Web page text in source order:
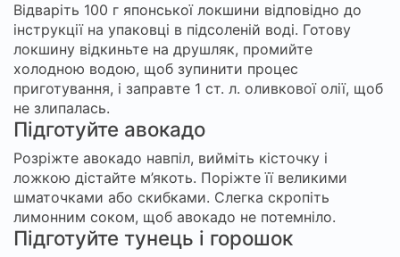
Відваріть 100 г японської локшини відповідно до
інструкції на упаковці в підсоленій воді. Готову
локшину відкиньте на друшляк, промийте
холодною водою, щоб зупинити процес
приготування, і заправте 1 ст. л. оливкової олії, щоб
не злипалась.
Підготуйте авокадо
Розріжте авокадо навпіл, вийміть кісточку і
ложкою дістайте м’якоть. Поріжте її великими
шматочками або скибками. Слегка скропіть
лимонним соком, щоб авокадо не потемніло.
Підготуйте тунець і горошок